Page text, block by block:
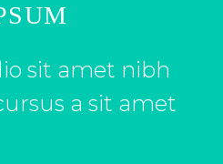
sit amet nibh
a sit amet